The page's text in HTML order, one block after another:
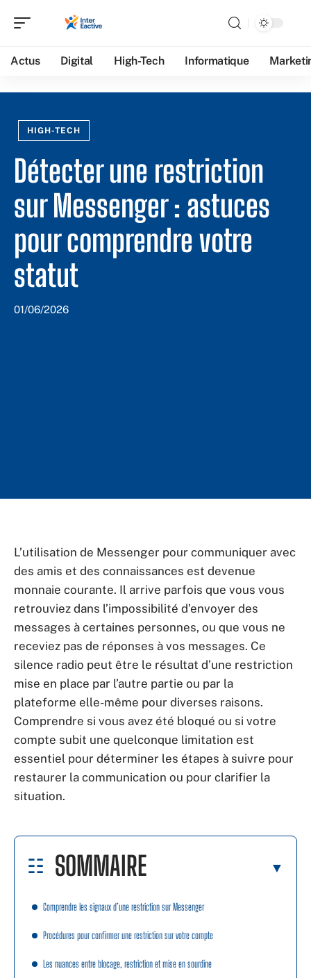
Actus Digital High-Tech Informatique
HIGH-TECH
Détecter une restriction
sur Messenger : astuces
pour comprendre votre
statut
01/06/2026
L’utilisation de Messenger pour communiquer avec
des amis et des connaissances est devenue
monnaie courante. Il arrive parfois que vous vous
retrouviez dans l’impossibilité d’envoyer des
messages à certaines personnes, ou que vous ne
receviez pas de réponses à vos messages. Ce
silence radio peut être le résultat d’une restriction
mise en place par l’autre partie ou par la
plateforme elle-même pour diverses raisons.
Comprendre si vous avez été bloqué ou si votre
compte subit une quelconque limitation est
essentiel pour déterminer les étapes à suivre pour
restaurer la communication ou pour clarifier la
situation.
SOMMAIRE
Comprendre les signaux d’une restriction sur Messenger
Procédures pour confirmer une restriction sur votre compte
Les nuances entre blocage, restriction et mise en sourdine